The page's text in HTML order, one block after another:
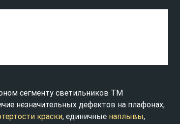
сегменту светильников ТМ
незначительных дефектов на плафонах,
краски, единичные наплывы,